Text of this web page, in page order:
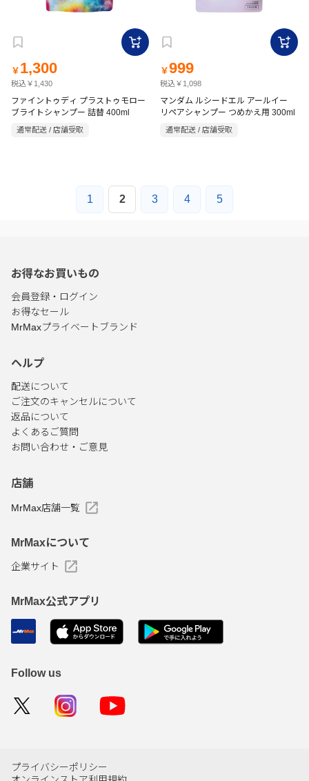
￥ 1,300
税込￥1,430
ファイントゥディ プラストゥモロー
ブライトシャンプー 詰替 400ml
通常配送 / 店舗受取
￥999
税込￥1,098
マンダム ルシードエル アールイー
リペアシャンプー つめかえ用 300ml
通常配送 / 店舗受取
1 2 3 4 5
お得なお買いもの
会員登録・ログイン
お得なセール
MrMaxプライベートブランド
ヘルプ
配送について
ご注文のキャンセルについて
返品について
よくあるご質問
お問い合わせ・ご意見
店舗
MrMax店舗一覧
MrMaxについて
企業サイト
MrMax公式アプリ
Follow us
プライバシーポリシー